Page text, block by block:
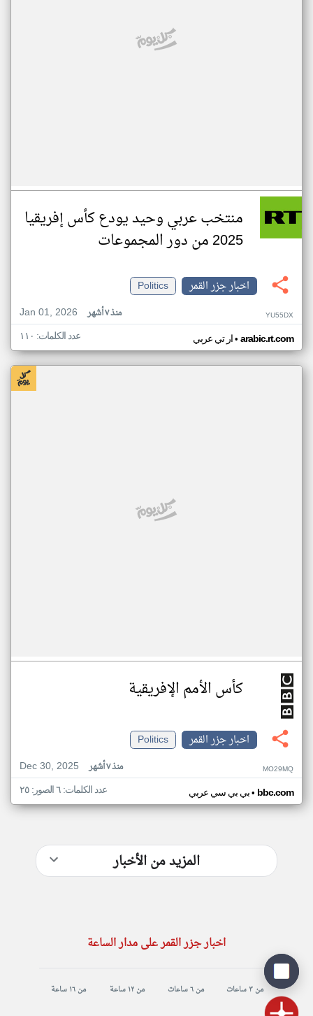
منتخب عربي وحيد يودع كأس إفريقيا
2025 من دور المجموعات
اخبار جزر القمر
Politics
Jan 01, 2026
منذ ٧ أشهر YU55DX
ار تي عربي• arabic.rt.com عدد الكلمات: ١١٠
كأس الأمم الإفريقية
اخبار جزر القمر
Politics
Dec 30, 2025
منذ ٧ أشهر MO29MQ
بي بي سي عربي• bbc.com عدد الكلمات: ٦ الصور: ٢٥
المزيد من الأخبار
اخبار جزر القمر على مدار الساعة
من ٣ ساعات من ٦ ساعات من ١٢ ساعة من ١٦ ساعة